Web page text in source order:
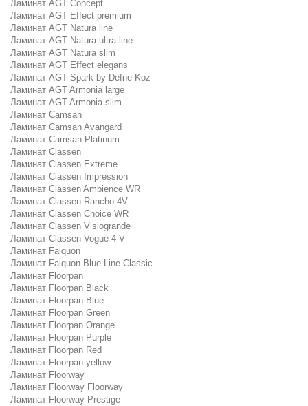
Ламинат AGT Concept
Ламинат AGT Effect premium
Ламинат AGT Natura line
Ламинат AGT Natura ultra line
Ламинат AGT Natura slim
Ламинат AGT Effect elegans
Ламинат AGT Spark by Defne Koz
Ламинат AGT Armonia large
Ламинат AGT Armonia slim
Ламинат Camsan
Ламинат Camsan Avangard
Ламинат Camsan Platinum
Ламинат Classen
Ламинат Classen Extreme
Ламинат Classen Impression
Ламинат Classen Ambience WR
Ламинат Classen Rancho 4V
Ламинат Classen Choice WR
Ламинат Classen Visiogrande
Ламинат Classen Vogue 4 V
Ламинат Falquon
Ламинат Falquon Blue Line Classic
Ламинат Floorpan
Ламинат Floorpan Black
Ламинат Floorpan Blue
Ламинат Floorpan Green
Ламинат Floorpan Orange
Ламинат Floorpan Purple
Ламинат Floorpan Red
Ламинат Floorpan yellow
Ламинат Floorway
Ламинат Floorway Floorway
Ламинат Floorway Prestige